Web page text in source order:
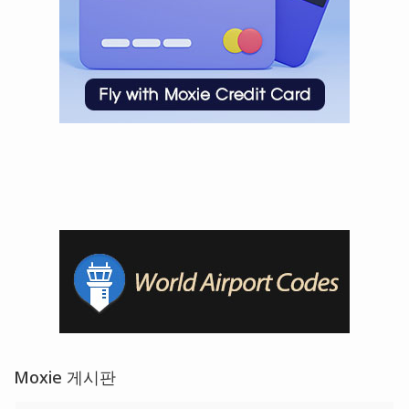
Moxie 게시판